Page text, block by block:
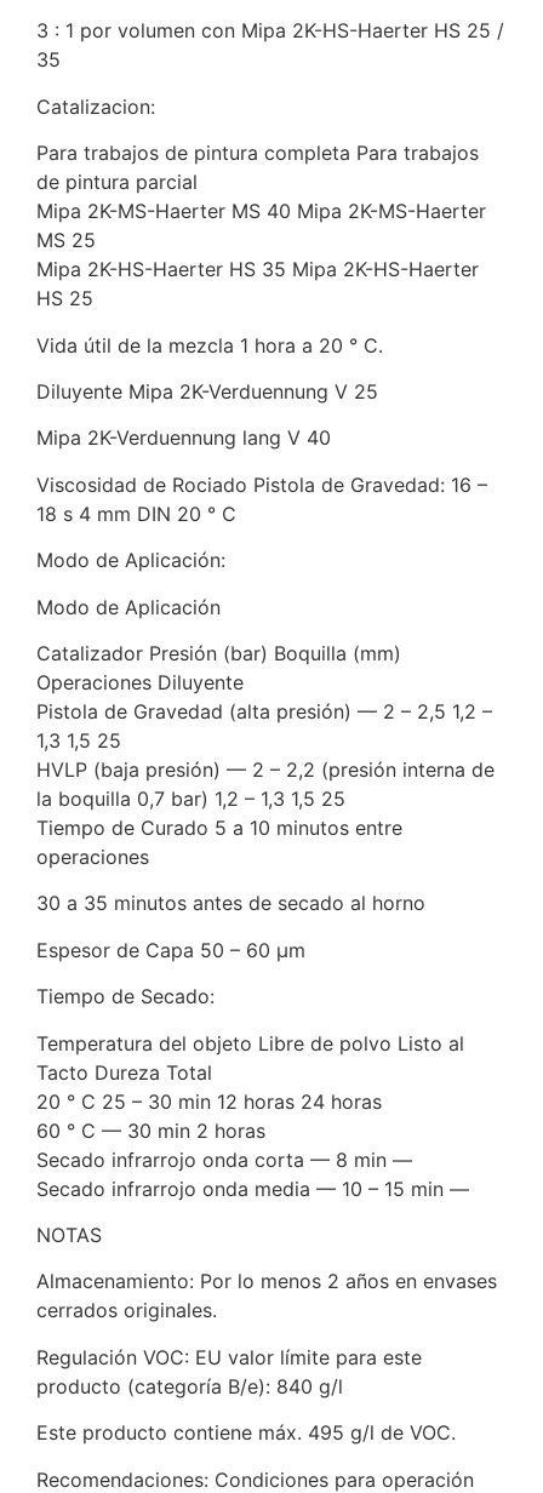
3 : 1 por volumen con Mipa 2K-HS-Haerter HS 25 /
35
Catalizacion:
Para trabajos de pintura completa Para trabajos
de pintura parcial
Mipa 2K-MS-Haerter MS 40 Mipa 2K-MS-Haerter
MS 25
Mipa 2K-HS-Haerter HS 35 Mipa 2K-HS-Haerter
HS 25
Vida útil de la mezcla 1 hora a 20 ° C.
Diluyente Mipa 2K-Verduennung V 25
Mipa 2K-Verduennung lang V 40
Viscosidad de Rociado Pistola de Gravedad: 16 –
18 s 4 mm DIN 20 ° C
Modo de Aplicación:
Modo de Aplicación
Catalizador Presión (bar) Boquilla (mm)
Operaciones Diluyente
Pistola de Gravedad (alta presión) — 2 – 2,5 1,2 –
1,3 1,5 25
HVLP (baja presión) — 2 – 2,2 (presión interna de
la boquilla 0,7 bar) 1,2 – 1,3 1,5 25
Tiempo de Curado 5 a 10 minutos entre
operaciones
30 a 35 minutos antes de secado al horno
Espesor de Capa 50 – 60 µm
Tiempo de Secado:
Temperatura del objeto Libre de polvo Listo al
Tacto Dureza Total
20 ° C 25 – 30 min 12 horas 24 horas
60 ° C — 30 min 2 horas
Secado infrarrojo onda corta — 8 min —
Secado infrarrojo onda media — 10 – 15 min —
NOTAS
Almacenamiento: Por lo menos 2 años en envases
cerrados originales.
Regulación VOC: EU valor límite para este
producto (categoría B/e): 840 g/l
Este producto contiene máx. 495 g/l de VOC.
Recomendaciones: Condiciones para operación